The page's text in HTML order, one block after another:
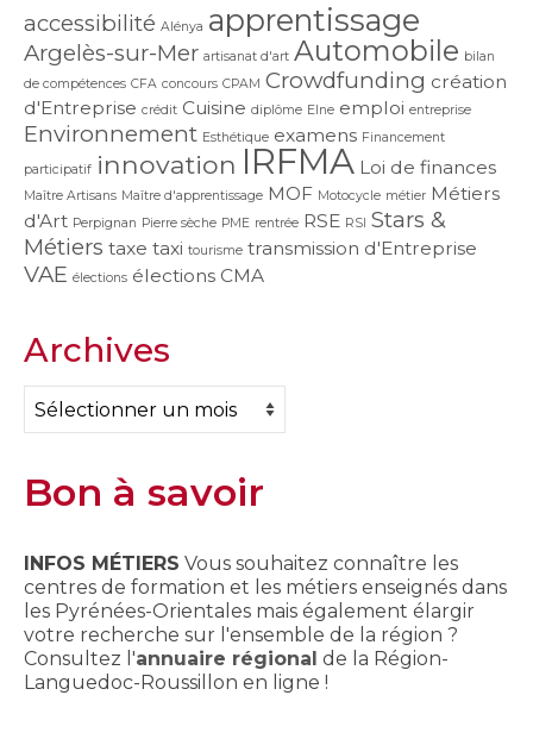
accessibilité Alénya apprentissage
Argelès-sur-Mer artisanat d'art Automobile bilan
de compétences CFA concours CPAM Crowdfunding création
d'Entreprise crédit Cuisine diplôme Elne emploi entreprise
Environnement Esthétique examens Financement
participatif innovation IRFMA Loi de finances
Maître Artisans Maître d'apprentissage MOF Motocycle métier Métiers
d'Art Perpignan Pierre sèche PME rentrée RSE RSI Stars &
Métiers taxe taxi tourisme transmission d'Entreprise
VAE élections élections CMA
Archives
Archives
Bon à savoir
INFOS MÉTIERS Vous souhaitez connaître les
centres de formation et les métiers enseignés dans
les Pyrénées-Orientales mais également élargir
votre recherche sur l'ensemble de la région ?
Consultez l'annuaire régional de la Région-
Languedoc-Roussillon en ligne !